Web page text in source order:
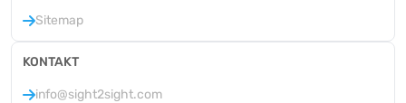
Sitemap
KONTAKT
info@sight2sight.com